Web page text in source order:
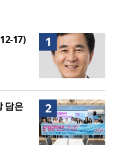
도’로 나라·한국교회·다
된 희망의 미래를 향하
1
17)
2
담은